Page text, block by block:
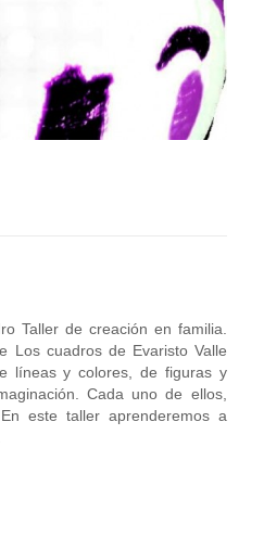
Taller de creación en familia.
Los cuadros de Evaristo Valle
líneas y colores, de figuras y
Cada uno de ellos,
este taller aprenderemos a